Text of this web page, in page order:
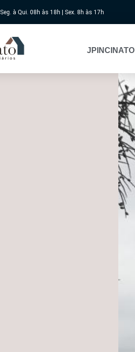
Seg. à Qui. 08h às 18h | Sex. 8h às 17h
JPINCINATO